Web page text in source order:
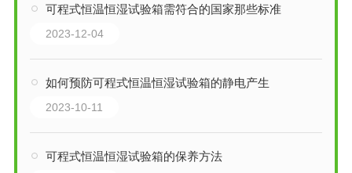
可程式恒温恒湿试验箱需符合的国家那些标准
2023-12-04
如何预防可程式恒温恒湿试验箱的静电产生
2023-10-11
可程式恒温恒湿试验箱的保养方法